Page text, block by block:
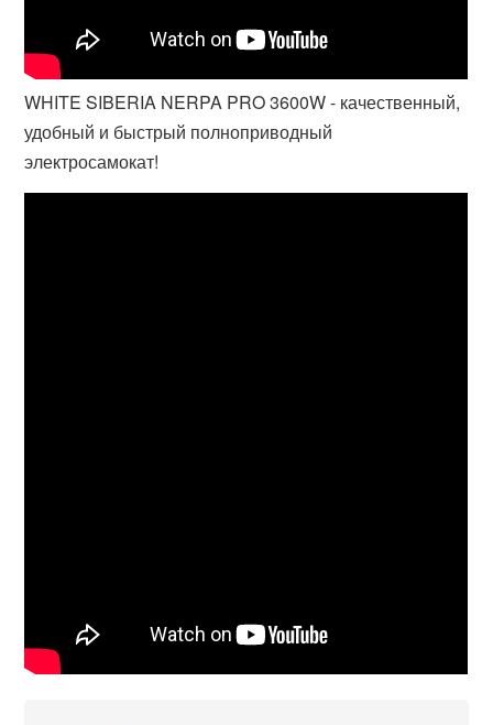
WHITE SIBERIA NERPA PRO 3600W - качественный,
удобный и быстрый полноприводный
электросамокат!